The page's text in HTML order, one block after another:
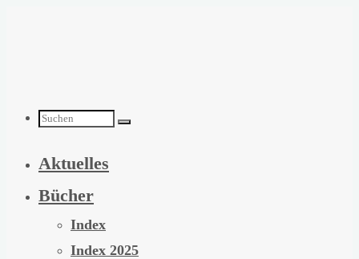
Suchen
nach:
Aktuelles
Bücher
Index
Index 2025